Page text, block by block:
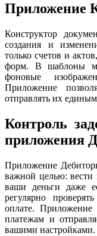
Приложение
Конструктор
создания и
только счетов и
форм. В шаблоны
фоновые
Приложение
отправлять их
Контроль
приложения
Приложение
важной целью: вести
ваши деньги даже
регулярно
оплате. Приложение
платежам и
вашими настройками.